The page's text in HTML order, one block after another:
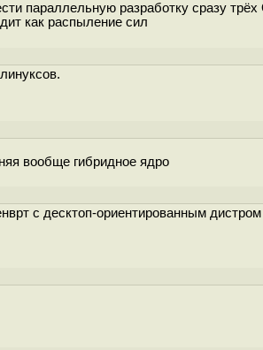
параллельную разработку сразу
как распыление сил
вообще гибридное ядро
с десктоп-ориентированным